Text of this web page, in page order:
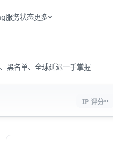
服务状态更多
黑名单、全球延迟一手掌握
IP 评分··